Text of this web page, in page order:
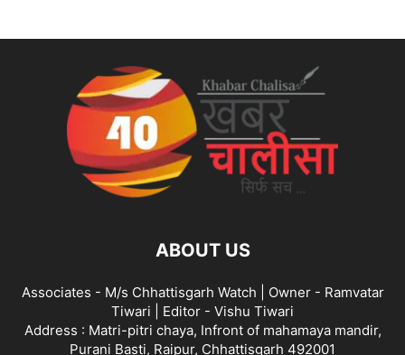
ABOUT US
Associates - M/s Chhattisgarh Watch | Owner - Ramvatar
Tiwari | Editor - Vishu Tiwari
Address : Matri-pitri chaya, Infront of mahamaya mandir,
Purani Basti, Raipur, Chhattisgarh 492001